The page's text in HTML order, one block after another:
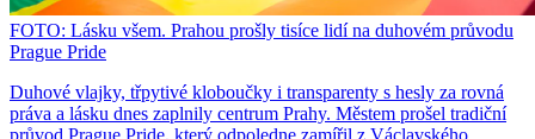
FOTO: Lásku všem. Prahou prošly tisíce lidí na duhovém průvodu
Prague Pride
Duhové vlajky, třpytivé kloboučky i transparenty s hesly za rovná
práva a lásku dnes zaplnily centrum Prahy. Městem prošel tradiční
průvod Prague Pride, který odpoledne zamířil z Václavského